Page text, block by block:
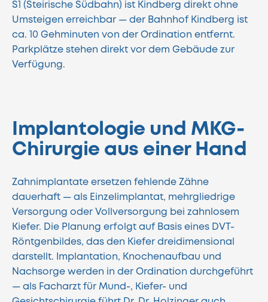
S1 (Steirische Südbahn) ist Kindberg direkt ohne
Umsteigen erreichbar — der Bahnhof Kindberg ist
ca. 10 Gehminuten von der Ordination entfernt.
Parkplätze stehen direkt vor dem Gebäude zur
Verfügung.
Implantologie und MKG-
Chirurgie aus einer Hand
Zahnimplantate ersetzen fehlende Zähne
dauerhaft — als Einzelimplantat, mehrgliedrige
Versorgung oder Vollversorgung bei zahnlosem
Kiefer. Die Planung erfolgt auf Basis eines DVT-
Röntgenbildes, das den Kiefer dreidimensional
darstellt. Implantation, Knochenaufbau und
Nachsorge werden in der Ordination durchgeführt
— als Facharzt für Mund-, Kiefer- und